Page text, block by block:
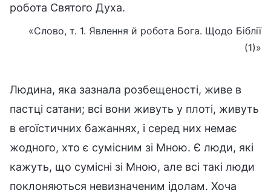
робота Святого Духа.
«Слово, т. 1. Явлення й робота Бога. Щодо Біблії
(1)»
Людина, яка зазнала розбещеності, живе в
пастці сатани; всі вони живуть у плоті, живуть
в егоїстичних бажаннях, і серед них немає
жодного, хто є сумісним зі Мною. Є люди, які
кажуть, що сумісні зі Мною, але всі такі люди
поклоняються невизначеним ідолам. Хоча